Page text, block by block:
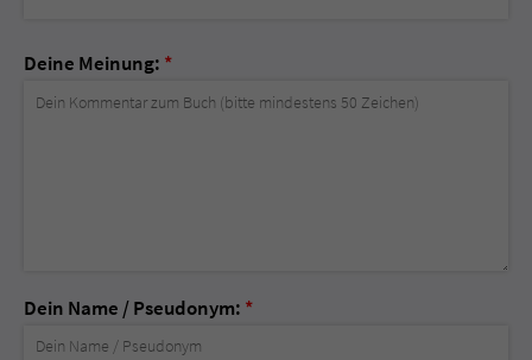
Deine Meinung: *
Dein Name / Pseudonym: *